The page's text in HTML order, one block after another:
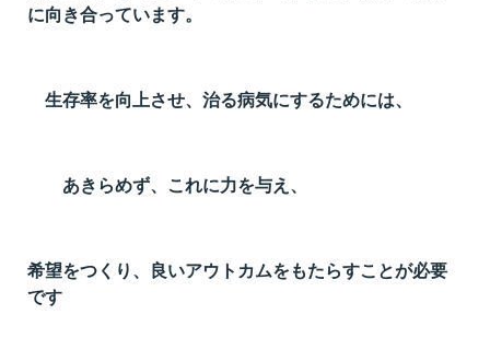
に向き合っています。
生存率を向上させ、治る病気にするためには、
あきらめず、これに力を与え、
希望をつくり、良いアウトカムをもたらすことが必要
です